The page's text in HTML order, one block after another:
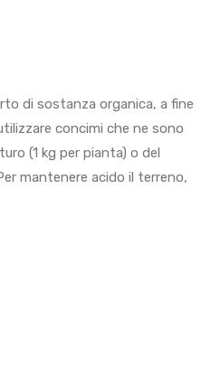
di sostanza organica, a fine
concimi che ne sono
(1 kg per pianta) o del
mantenere acido il terreno,